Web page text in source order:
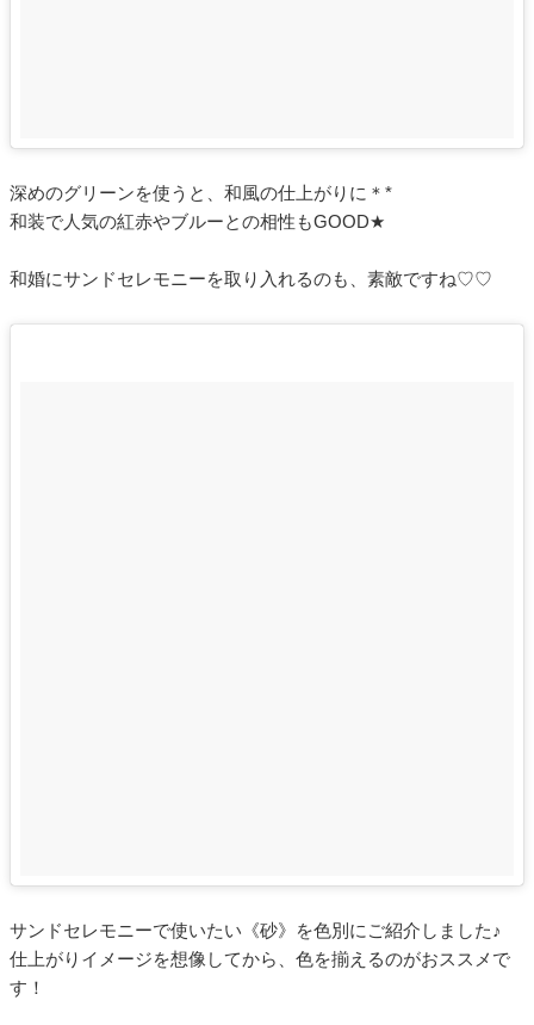
深めのグリーンを使うと、和風の仕上がりに＊*
和装で人気の紅赤やブルーとの相性もGOOD★
和婚にサンドセレモニーを取り入れるのも、素敵ですね♡♡
サンドセレモニーで使いたい《砂》を色別にご紹介しました♪
仕上がりイメージを想像してから、色を揃えるのがおススメで
す！